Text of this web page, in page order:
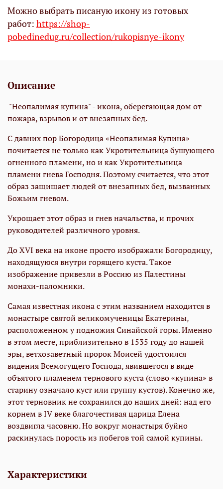
Можно выбрать писаную икону из готовых
работ: https://shop-
pobedinedug.ru/collection/rukopisnye-ikony
Описание
"Неопалимая купина" - икона, оберегающая дом от
пожара, взрывов и от внезапных бед.
С давних пор Богородица «Неопалимая Купина»
почитается не только как Укротительница бушующего
огненного пламени, но и как Укротительница
пламени гнева Господня. Поэтому считается, что этот
образ защищает людей от внезапных бед, вызванных
Божьим гневом.
Укрощает этот образ и гнев начальства, и прочих
руководителей различного уровня.
До XVI века на иконе просто изображали Богородицу,
находящуюся внутри горящего куста. Такое
изображение привезли в Россию из Палестины
монахи-паломники.
Самая известная икона с этим названием находится в
монастыре святой великомученицы Екатерины,
расположенном у подножия Синайской горы. Именно
в этом месте, приблизительно в 1535 году до нашей
эры, ветхозаветный пророк Моисей удостоился
видения Всемогущего Господа, явившегося в виде
объятого пламенем тернового куста (слово «купина» в
старину означало куст или группу кустов). Конечно же,
этот терновник не сохранился до наших дней: над его
корнем в IV веке благочестивая царица Елена
воздвигла часовню. Но вокруг монастыря буйно
раскинулась поросль из побегов той самой купины.
Характеристики